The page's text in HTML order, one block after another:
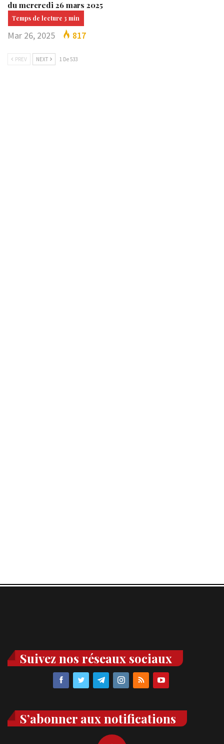
du mercredi 26 mars 2025
Mar 26, 2025 817
PREV NEXT 1 De 533
Suivez nos réseaux sociaux
S’abonner aux notifications